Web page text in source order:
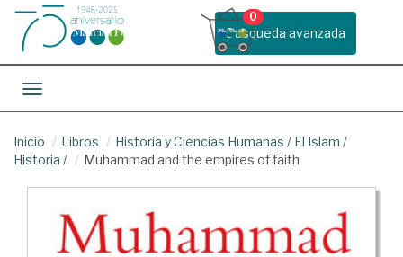
Busqueda avanzada
0
Toggle navigation
Inicio Libros Historia y Ciencias Humanas / El Islam /
Historia / Muhammad and the empires of faith